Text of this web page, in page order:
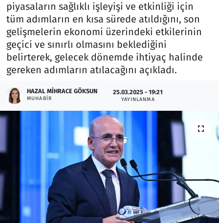
piyasaların sağlıklı işleyişi ve etkinliği için
tüm adımların en kısa sürede atıldığını, son
gelişmelerin ekonomi üzerindeki etkilerinin
geçici ve sınırlı olmasını beklediğini
belirterek, gelecek dönemde ihtiyaç halinde
gereken adımların atılacağını açıkladı.
HAZAL MIHRACE GÖKSUN
MUHABIR
25.03.2025 - 19:21
YAYINLANMA
Memur ve Kamu
Otomobil
Oyun
Ramazan
Resmi İlanlar
Savunma Sanayi
Seçim 2023